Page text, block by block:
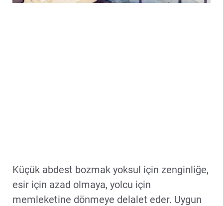
Küçük abdest bozmak yoksul için zenginliğe,
esir için azad olmaya, yolcu için
memleketine dönmeye delalet eder. Uygun